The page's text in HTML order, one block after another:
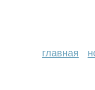
главная